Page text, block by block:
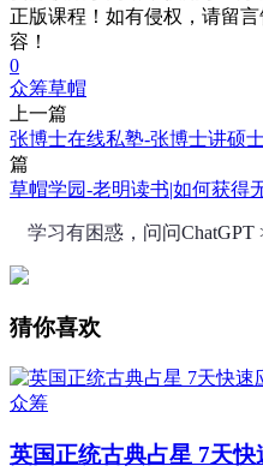
正版课程！如有侵权，请留
容！
0
众筹草帽
上一篇
张博士在线私塾-张博士讲硕
篇
草帽学园-老明读书|如何获得
学习有困惑，问问ChatGPT
猜你喜欢
众筹
英国正统古典占星 7天快